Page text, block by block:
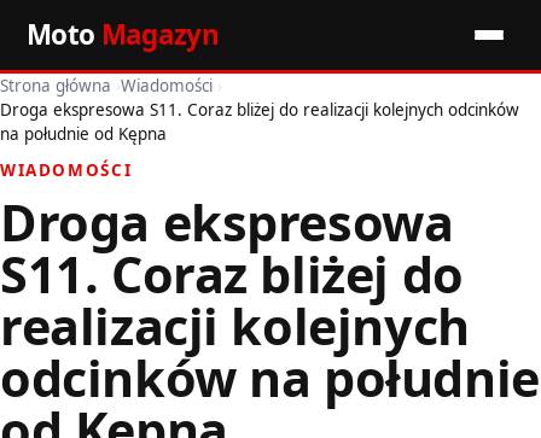
Moto Magazyn
Start
Wiadomości
Premiery
Porady motoryzacyjne
Pozostałe artykuły
Strona główna ›Wiadomości ›
Droga ekspresowa S11. Coraz bliżej do realizacji kolejnych odcinków
na południe od Kępna
WIADOMOŚCI
Droga ekspresowa
S11. Coraz bliżej do
realizacji kolejnych
odcinków na południe